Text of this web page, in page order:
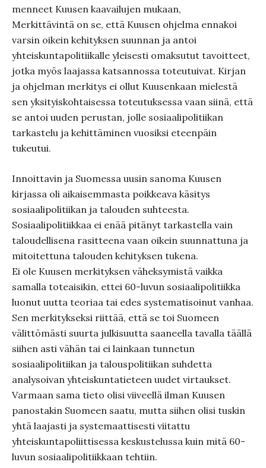
menneet Kuusen kaavailujen mukaan,
Merkittävintä on se, että Kuusen ohjelma ennakoi
varsin oikein kehityksen suunnan ja antoi
yhteiskuntapolitiikalle yleisesti omaksutut tavoitteet,
jotka myös laajassa katsannossa toteutuivat. Kirjan
ja ohjelman merkitys ei ollut Kuusenkaan mielestä
sen yksityiskohtaisessa toteutuksessa vaan siinä, että
se antoi uuden perustan, jolle sosiaalipolitiikan
tarkastelu ja kehittäminen vuosiksi eteenpäin
tukeutui.
Innoittavin ja Suomessa uusin sanoma Kuusen
kirjassa oli aikaisemmasta poikkeava käsitys
sosiaalipolitiikan ja talouden suhteesta.
Sosiaalipolitiikkaa ei enää pitänyt tarkastella vain
taloudellisena rasitteena vaan oikein suunnattuna ja
mitoitettuna talouden kehityksen tukena.
Ei ole Kuusen merkityksen väheksymistä vaikka
samalla toteaisikin, ettei 60-luvun sosiaalipolitiikka
luonut uutta teoriaa tai edes systematisoinut vanhaa.
Sen merkitykseksi riittää, että se toi Suomeen
välittömästi suurta julkisuutta saaneella tavalla täällä
siihen asti vähän tai ei lainkaan tunnetun
sosiaalipolitiikan ja talouspolitiikan suhdetta
analysoivan yhteiskuntatieteen uudet virtaukset.
Varmaan sama tieto olisi viiveellä ilman Kuusen
panostakin Suomeen saatu, mutta siihen olisi tuskin
yhtä laajasti ja systemaattisesti viitattu
yhteiskuntapoliittisessa keskustelussa kuin mitä 60-
luvun sosiaalipolitiikkaan tehtiin.